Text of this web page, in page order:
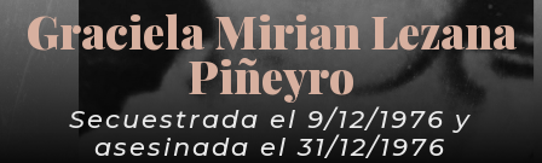
Graciela Mirian Lezana
Piñeyro
Secuestrada el 9/12/1976 y
asesinada el 31/12/1976